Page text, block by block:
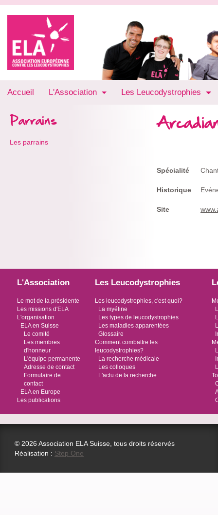
Accueil L'Association Les Leucodystrophies
Parrains
Les parrains
Spécialité
Historique
Site
L'Association
Le mot de la présidente
Les missions d'ELA
L'organisation
ELA en Suisse
Le comité
Les membres
d'honneur
L'équipe permanente
Adresse de contact
Formulaire de
contact
ELA en Europe
Les publications
Les Leucodystrophies
Les leucodystrophies, c'est quoi?
La myéline
Les types de leucodystrophies
Les maladies apparentées
Glossaire
Comment combattre les
leucodystrophies?
La recherche médicale
Les colloques
L'actu de la recherche
© 2026 Association ELA Suisse, tous droits réservés
Réalisation : Step One